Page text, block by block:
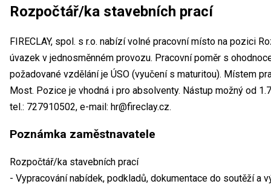
Rozpočtář/ka stavebních prací
FIRECLAY, spol. s r.o. nabízí volné pracovní místo na pozici
úvazek v jednosměnném provozu. Pracovní poměr s
požadované vzdělání je ÚSO (vyučení s maturitou). Místem
Most. Pozice je vhodná i pro absolventy. Nástup možný od
tel.: 727910502, e-mail: hr@fireclay.cz.
Poznámka zaměstnavatele
Rozpočtář/ka stavebních prací
- Vypracování nabídek, podkladů, dokumentace do soutěží a